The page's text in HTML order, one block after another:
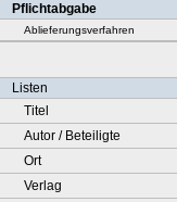
Pflichtabgabe
Ablieferungsverfahren
Listen
Titel
Autor / Beteiligte
Ort
Verlag